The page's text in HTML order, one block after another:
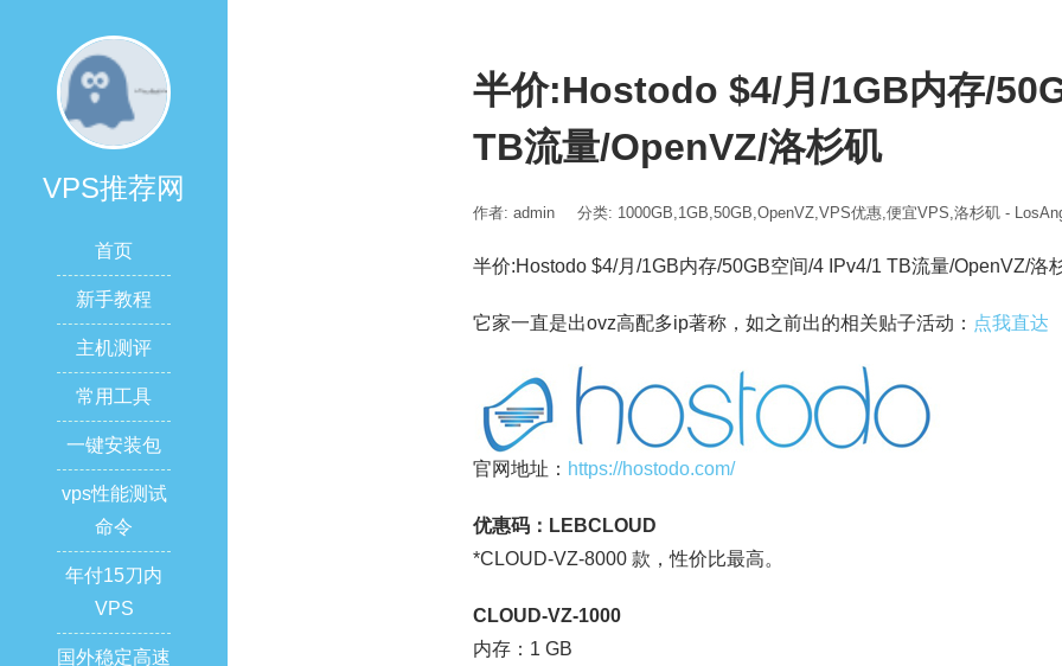
VPS推荐网
首页
新手教程
主机测评
常用工具
一键安装包
vps性能测试
命令
年付15刀内
VPS
国外稳定高速
半价:Hostodo $4/月/1GB内存/
TB流量/OpenVZ/洛杉矶
作者: admin 分类: 1000GB,1GB,50GB,OpenVZ,VPS优惠,便宜VPS,洛杉矶 -
半价:Hostodo $4/月/1GB内存/50GB空间/4 IPv4/1 TB流量/OpenVZ/洛
它家一直是出ovz高配多ip著称，如之前出的相关贴子活动： 点我直达
官网地址： https://hostodo.com/
优惠码：LEBCLOUD
*CLOUD-VZ-8000 款，性价比最高。
CLOUD-VZ-1000
内存：1 GB